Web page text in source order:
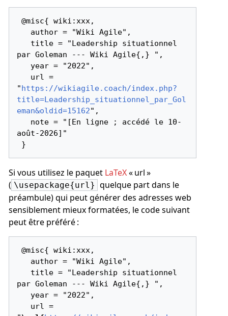
@misc{ wiki:xxx,
par Goleman --- Wiki Agile{,} ",
"https://wikiagile.coach/index.php?
title=Leadership_situationnel_par_Gol
eman&oldid=15162",
août-2026]"
Si vous utilisez le paquet LaTeX« url »
( \usepackage{url} quelque part dans le
préambule) qui peut générer des adresses web
sensiblement mieux formatées, le code suivant
peut être préféré :
@misc{ wiki:xxx,
par Goleman --- Wiki Agile{,} ",